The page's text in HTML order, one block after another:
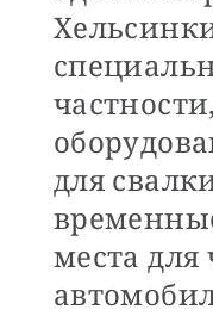
для
места для